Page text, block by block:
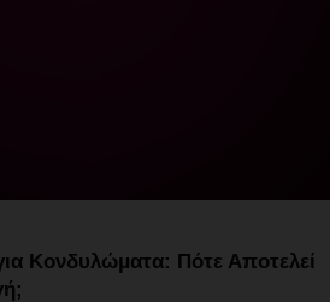
Κονδυλώματα: Πότε Αποτελεί